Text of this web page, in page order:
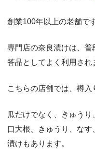
創業100年以上の老舗です
専門店の奈良漬けは、
答品としてよく利用され
こちらの店舗では、樽入
瓜だけでなく、きゅう
口大根、きゅうり、な
漬けもあります。